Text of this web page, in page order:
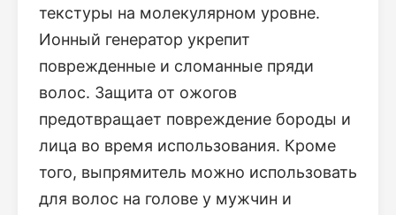
текстуры на молекулярном уровне.
Ионный генератор укрепит
поврежденные и сломанные пряди
волос. Защита от ожогов
предотвращает повреждение бороды и
лица во время использования. Кроме
того, выпрямитель можно использовать
для волос на голове у мужчин и